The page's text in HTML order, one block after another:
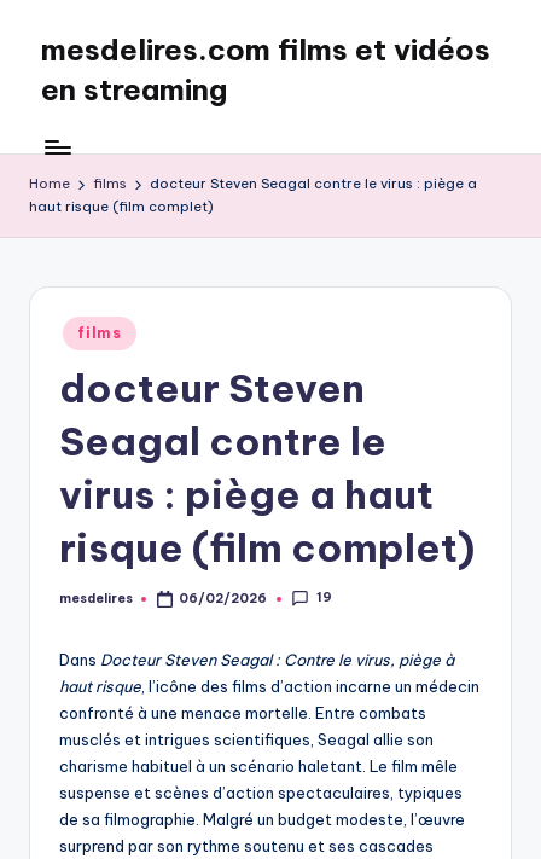
content
mesdelires.com films et vidéos
en streaming
:
film
et
video
en
français
Home films
docteur Steven Seagal contre le virus : piège a
haut risque (film complet)
Posted
in
films
docteur Steven
Seagal contre le
virus : piège a haut
risque (film complet)
Posted
mesdelires 06/02/2026 19
Dans Docteur Steven Seagal : Contre le virus, piège à
haut risque, l’icône des films d’action incarne un médecin
confronté à une menace mortelle. Entre combats
musclés et intrigues scientifiques, Seagal allie son
charisme habituel à un scénario haletant. Le film mêle
suspense et scènes d’action spectaculaires, typiques
de sa filmographie. Malgré un budget modeste, l’œuvre
surprend par son rythme soutenu et ses cascades